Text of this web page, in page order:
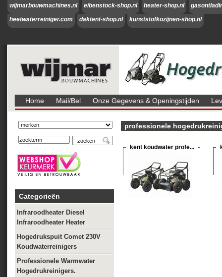
wijmarbouwmachines.nl eibenstock-shop.nl heater-shop.nl
heetwaterreiniger.com
daktent-shop.nl kunststofkozijnen-shop.nl
Home Mail/bel Onze Gegevens & Openingstijden
Categorieën
Infraroodheater Diesel
Infraroodheater Heater
Hogedrukspuit Comet 230V
Koudwaterreinigers
Professionele Warmwater
Hogedrukreinigers.
professionele
kent koudwater profe...